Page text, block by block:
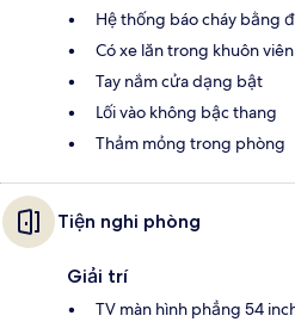
Hệ thống báo cháy bằng
Có xe lăn trong khuôn viên
Tay nắm cửa dạng bật
Lối vào không bậc thang
Thảm mỏng trong phòng
Tiện nghi phòng
Giải trí
TV màn hình phẳng 54